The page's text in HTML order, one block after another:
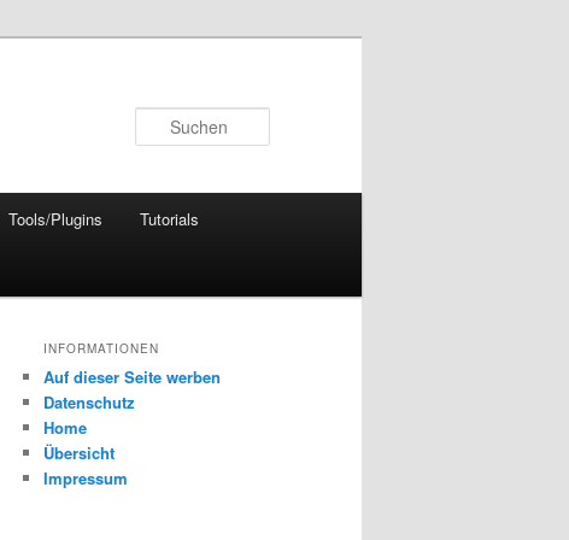
Tools/Plugins Tutorials
INFORMATIONEN
Auf dieser Seite werben
Datenschutz
Home
Übersicht
Impressum